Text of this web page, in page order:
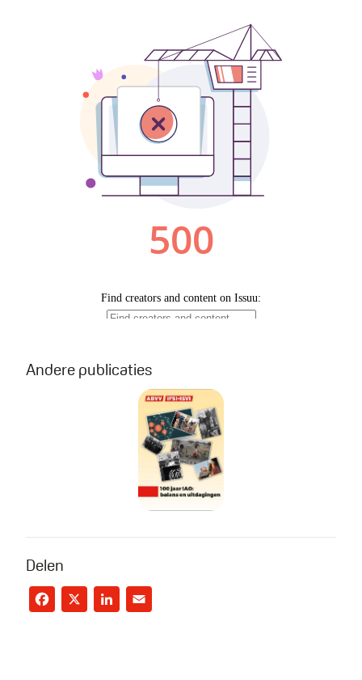
Andere publicaties
100 jaar IAO: balans en
Delen
Facebook
X LinkedIn